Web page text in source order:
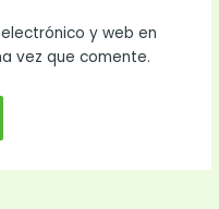
y web en
vez que comente.